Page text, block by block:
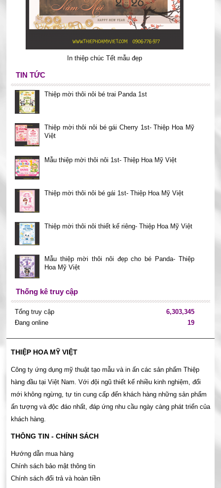
In thiệp chúc Tết mẫu đẹp
TIN TỨC
Thiệp mời thôi nôi bé trai Panda 1st
Thiệp mời thôi nôi bé gái Cherry 1st- Thiệp Hoa Mỹ
Việt
Mẫu thiệp mời thôi nôi 1st- Thiệp Hoa Mỹ Việt
Thiệp mời thôi nôi bé gái 1st- Thiệp Hoa Mỹ Việt
Thiệp mời thôi nôi thiết kế riêng- Thiệp Hoa Mỹ Việt
Mẫu thiệp mời thôi nôi đẹp cho bé Panda- Thiệp
Hoa Mỹ Việt
Thống kê truy cập
Tổng truy cập
6,303,345
Đang online
19
THIỆP HOA MỸ VIỆT
Công ty ứng dụng mỹ thuật tạo mẫu và in ấn các sản phẩm Thiệp
hàng đầu tại Việt Nam. Với đội ngũ thiết kế nhiều kinh nghiệm, đổi
mới không ngừng, tự tin cung cấp đến khách hàng những sản phẩm
ấn tượng và độc đáo nhất, đáp ứng nhu cầu ngày càng phát triển của
khách hàng.
THÔNG TIN - CHÍNH SÁCH
Hướng dẫn mua hàng
Chính sách bảo mật thông tin
Chính sách đổi trả và hoàn tiền